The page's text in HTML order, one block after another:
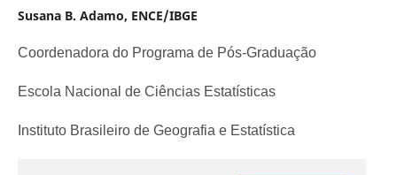
Susana B. Adamo, ENCE/IBGE
Coordenadora do Programa de Pós-Graduação
Escola Nacional de Ciências Estatísticas
Instituto Brasileiro de Geografia e Estatística